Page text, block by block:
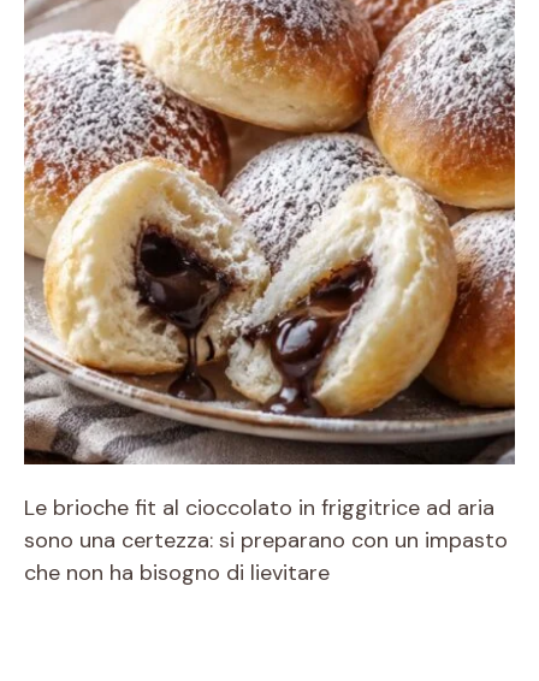
Le brioche fit al cioccolato in friggitrice ad aria
sono una certezza: si preparano con un impasto
che non ha bisogno di lievitare